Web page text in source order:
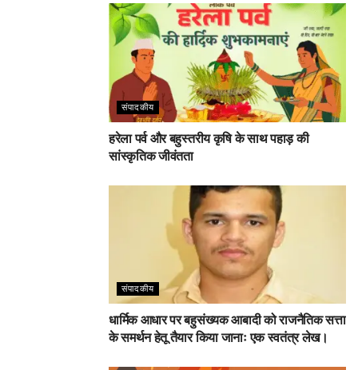
संपादकीय
हरेला पर्व और बहुस्तरीय कृषि के साथ पहाड़ की
सांस्कृतिक जीवंतता
संपादकीय
धार्मिक आधार पर बहुसंख्यक आबादी को राजनैतिक सत्ता
के समर्थन हेतू तैयार किया जानाः एक स्वतंत्र लेख।